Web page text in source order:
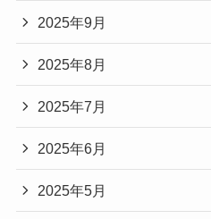
2025年9月
2025年8月
2025年7月
2025年6月
2025年5月